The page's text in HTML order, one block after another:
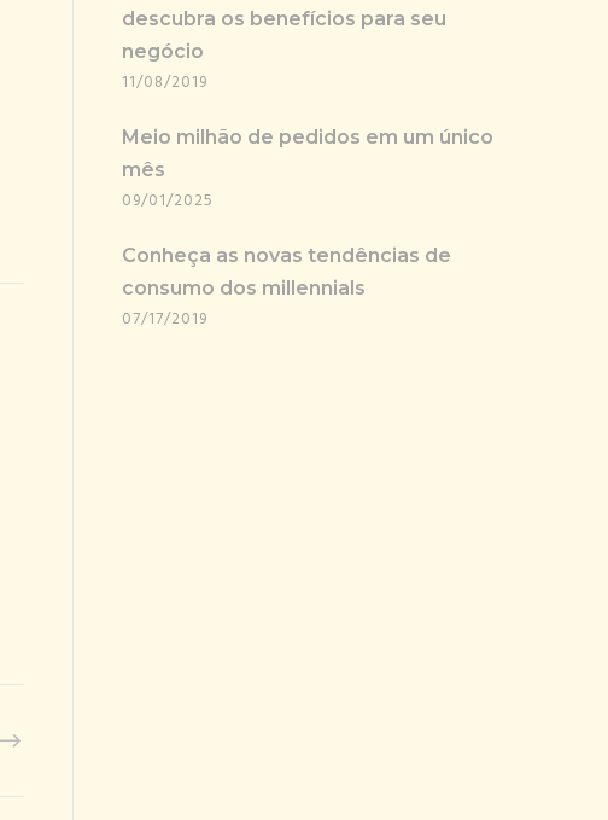
descubra os benefícios para seu
negócio
11/08/2019
Meio milhão de pedidos em um único
mês
09/01/2025
Conheça as novas tendências de
consumo dos millennials
07/17/2019